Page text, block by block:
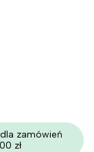
zamówień
zł